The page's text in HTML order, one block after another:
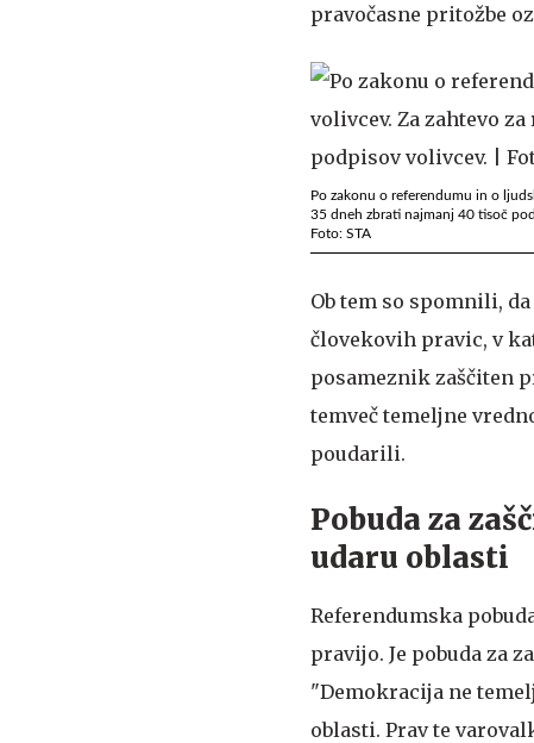
pravočasne pritožbe
Po zakonu o referendumu in o
35 dneh zbrati najmanj 40 tisoč
Foto: STA
Ob tem so spomnili,
človekovih pravic, v
posameznik zaščiten
temveč temeljne
poudarili.
Pobuda za
udaru oblasti
Referendumska
pravijo. Je pobuda za
"Demokracija ne
oblasti. Prav te